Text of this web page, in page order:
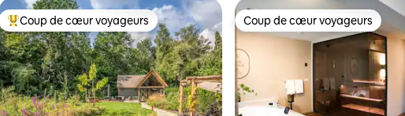
Coups de cœur voyageurs les plus appréciés
Coup de cœur voyageurs Coup de cœur voyageurs
Coup de cœur voyageurs